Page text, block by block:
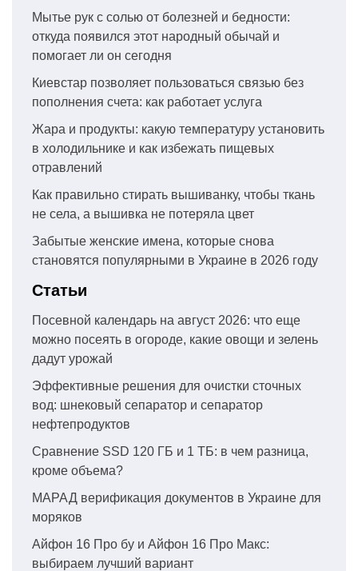
Мытье рук с солью от болезней и бедности:
откуда появился этот народный обычай и
помогает ли он сегодня
Киевстар позволяет пользоваться связью без
пополнения счета: как работает услуга
Жара и продукты: какую температуру установить
в холодильнике и как избежать пищевых
отравлений
Как правильно стирать вышиванку, чтобы ткань
не села, а вышивка не потеряла цвет
Забытые женские имена, которые снова
становятся популярными в Украине в 2026 году
Статьи
Посевной календарь на август 2026: что еще
можно посеять в огороде, какие овощи и зелень
дадут урожай
Эффективные решения для очистки сточных
вод: шнековый сепаратор и сепаратор
нефтепродуктов
Сравнение SSD 120 ГБ и 1 ТБ: в чем разница,
кроме объема?
МАРАД верификация документов в Украине для
моряков
Айфон 16 Про бу и Айфон 16 Про Макс:
выбираем лучший вариант